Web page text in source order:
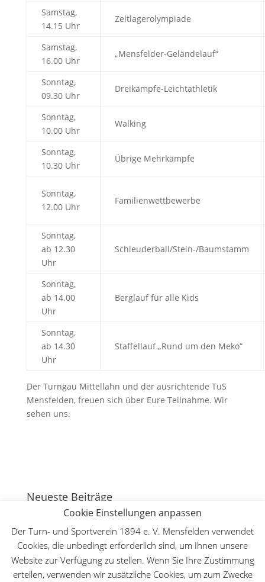
Samstag,
14.15 Uhr
Zeltlagerolympiade
Samstag,
16.00 Uhr
„Mensfelder-Geländelauf“
Sonntag,
09.30 Uhr
Dreikämpfe-Leichtathletik
Sonntag,
10.00 Uhr
Walking
Sonntag,
10.30 Uhr
Übrige Mehrkämpfe
Sonntag,
12.00 Uhr
Familienwettbewerbe
Sonntag,
ab 12.30
Uhr
Schleuderball/Stein-/Baumstamm
Sonntag,
ab 14.00
Uhr
Berglauf für alle Kids
Sonntag,
ab 14.30
Uhr
Staffellauf „Rund um den Meko“
Der Turngau Mittellahn und der ausrichtende TuS
Mensfelden, freuen sich über Eure Teilnahme. Wir
sehen uns.
Neueste Beiträge
130 Jahre Bergturnfest auf dem Mensfelder Kopf
August 2026
Deutsche Meisterschaft WFMAC in Dillenburg – Lilly
Lange ist Deutsche Meisterin im Leichtkontakt 30.
Mai 2026
Cookie Einstellungen anpassen
Der Turn- und Sportverein 1894 e. V. Mensfelden verwendet
Cookies, die unbedingt erforderlich sind, um Ihnen unsere
Website zur Verfügung zu stellen. Wenn Sie Ihre Zustimmung
erteilen, verwenden wir zusätzliche Cookies, um zum Zwecke